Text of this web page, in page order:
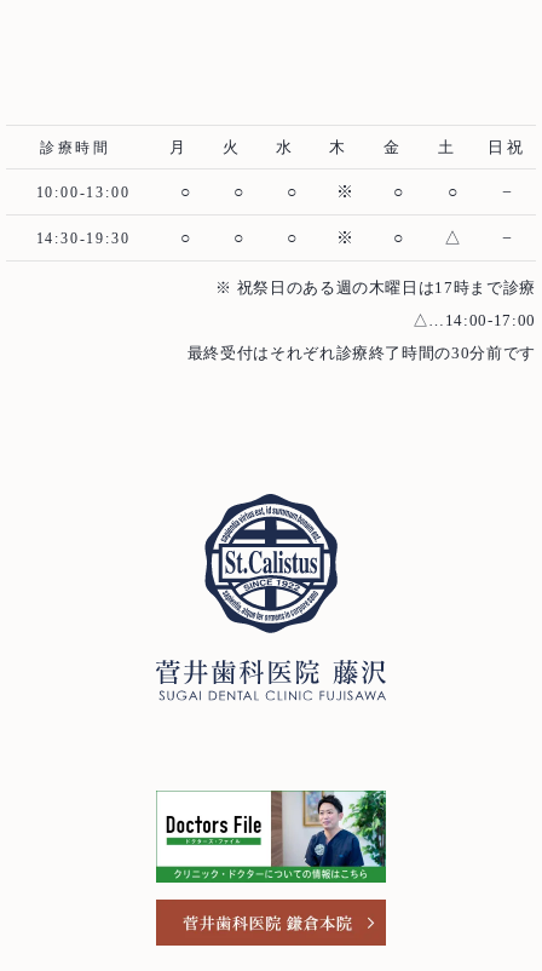
診療時間 月 火 水 木 金 土 日祝
10:00-13:00 ○ ○ ○ ※ ○ ○ −
14:30-19:30 ○ ○ ○ ※ ○ △ −
※ 祝祭日のある週の木曜日は17時まで診療
△…14:00-17:00
最終受付はそれぞれ診療終了時間の30分前です